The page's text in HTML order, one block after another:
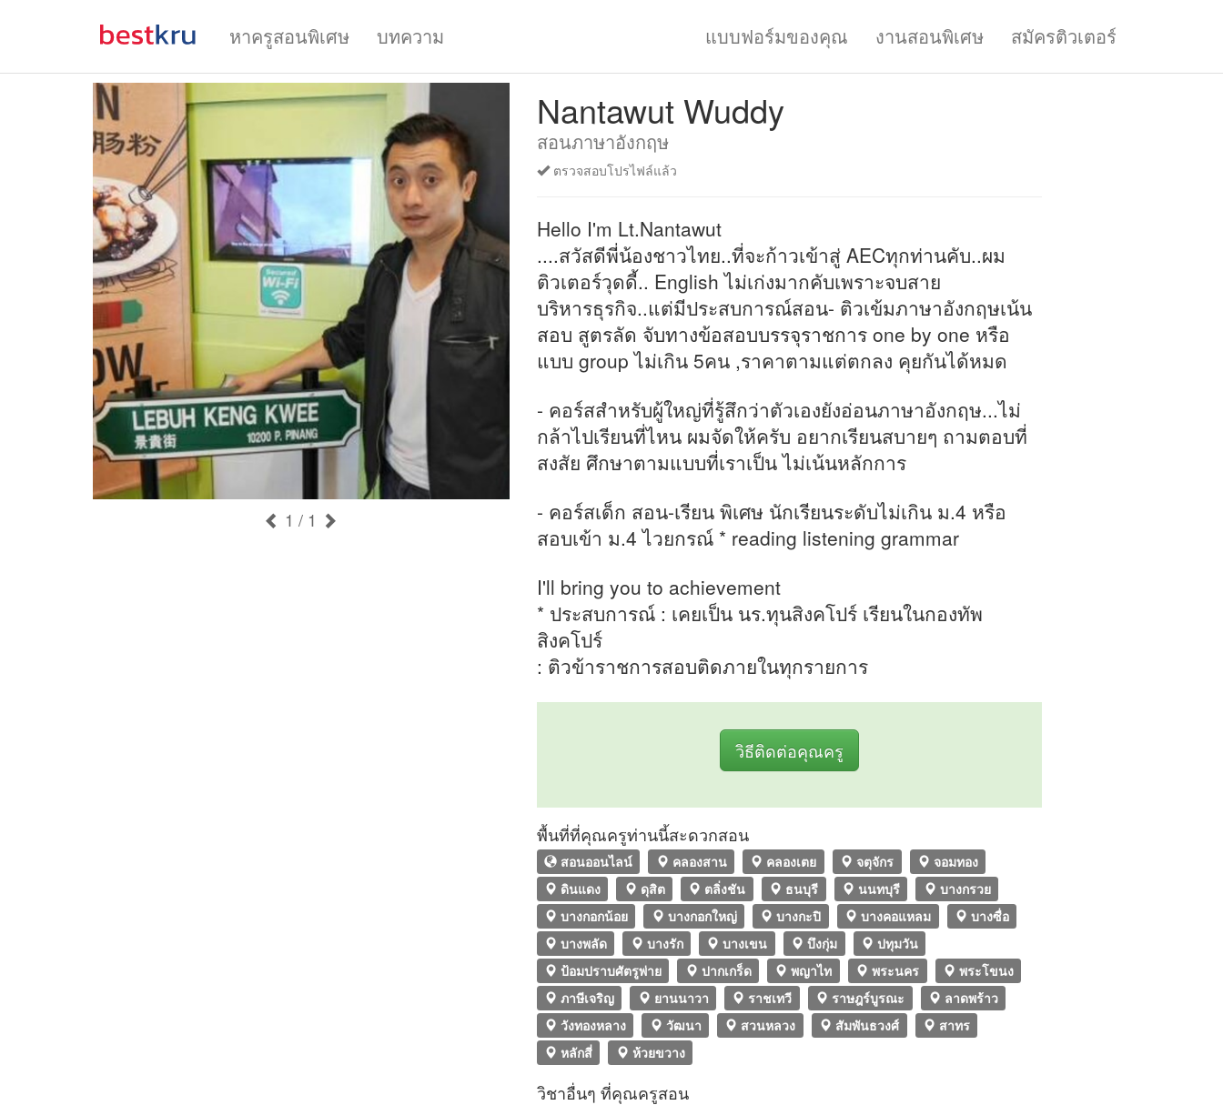
หาครูสอนพิเศษ บทความ แบบฟอร์มของคุณ งานสอนพิเศษ สมัครติวเตอร์
1 / 1
Nantawut Wuddy
สอนภาษาอังกฤษ
ตรวจสอบโปรไฟล์แล้ว
Hello I'm Lt.Nantawut
....สวัสดีพี่น้องชาวไทย..ที่จะก้าวเข้าสู่ AECทุกท่านคับ..ผม
ติวเตอร์วุดดี้.. English ไม่เก่งมากคับเพราะจบสาย
บริหารธุรกิจ..แต่มีประสบการณ์สอน- ติวเข้มภาษาอังกฤษเน้น
สอบ สูตรลัด จับทางข้อสอบบรรจุราชการ one by one หรือ
แบบ group ไม่เกิน 5คน ,ราคาตามแต่ตกลง คุยกันได้หมด
- คอร์สสำหรับผู้ใหญ่ที่รู้สึกว่าตัวเองยังอ่อนภาษาอังกฤษ...ไม่
กล้าไปเรียนที่ไหน ผมจัดให้ครับ อยากเรียนสบายๆ ถามตอบที่
สงสัย ศึกษาตามแบบที่เราเป็น ไม่เน้นหลักการ
- คอร์สเด็ก สอน-เรียน พิเศษ นักเรียนระดับไม่เกิน ม.4 หรือ
สอบเข้า ม.4 ไวยกรณ์ * reading listening grammar
I'll bring you to achievement
* ประสบการณ์ : เคยเป็น นร.ทุนสิงคโปร์ เรียนในกองทัพ
สิงคโปร์
: ติวข้าราชการสอบติดภายในทุกรายการ
วิธีติดต่อคุณครู
พื้นที่ที่คุณครูท่านนี้สะดวกสอน
สอนออนไลน์ คลองสาน คลองเตย จตุจักร
จอมทอง
ดินแดง
ดุสิต ตลิ่งชัน ธนบุรี นนทบุรี
บางกรวย
บางกอกน้อย
บางกอกใหญ่ บางกะปิ บางคอแหลม
บางซื่อ
บางพลัด
บางรัก บางเขน บึงกุ่ม
ปทุมวัน
ป้อมปราบศัตรูพ่าย
ปากเกร็ด พญาไท พระนคร
พระโขนง
ภาษีเจริญ
ยานนาวา ราชเทวี ราษฎร์บูรณะ
ลาดพร้าว
วังทองหลาง
วัฒนา สวนหลวง สัมพันธวงศ์
สาทร
หลักสี่
ห้วยขวาง
วิชาอื่นๆ ที่คุณครูสอน